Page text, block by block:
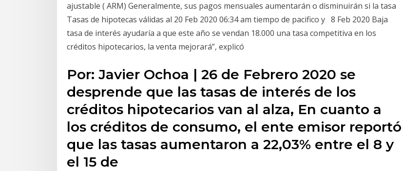
ajustable ( ARM) Generalmente, sus pagos mensuales aumentarán o disminuirán si la tasa
Tasas de hipotecas válidas al 20 Feb 2020 06:34 am tiempo de pacifico y 8 Feb 2020 Baja
tasa de interés ayudaría a que este año se vendan 18.000 una tasa competitiva en los
créditos hipotecarios, la venta mejorará”, explicó
Por: Javier Ochoa | 26 de Febrero 2020 se
desprende que las tasas de interés de los
créditos hipotecarios van al alza, En cuanto a
los créditos de consumo, el ente emisor reportó
que las tasas aumentaron a 22,03% entre el 8 y
el 15 de